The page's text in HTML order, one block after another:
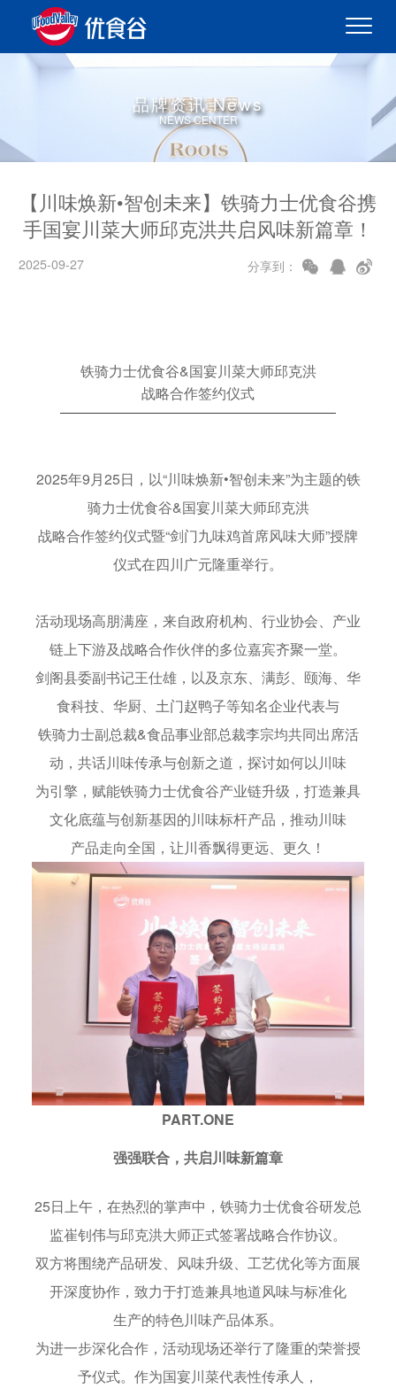
品牌资讯 News
NEWS CENTER
【川味焕新•智创未来】铁骑力士优食谷携
手国宴川菜大师邱克洪共启风味新篇章！
2025-09-27 分享到：
铁骑力士优食谷&国宴川菜大师邱克洪
战略合作签约仪式
2025年9月25日，以“川味焕新•智创未来”为主题的铁
骑力士优食谷&国宴川菜大师邱克洪
战略合作签约仪式暨“剑门九味鸡首席风味大师”授牌
仪式在四川广元隆重举行。
活动现场高朋满座，来自政府机构、行业协会、产业
链上下游及战略合作伙伴的多位嘉宾齐聚一堂。
剑阁县委副书记王仕雄，以及京东、满彭、颐海、华
食科技、华厨、土门赵鸭子等知名企业代表与
铁骑力士副总裁&食品事业部总裁李宗均共同出席活
动，共话川味传承与创新之道，探讨如何以川味
为引擎，赋能铁骑力士优食谷产业链升级，打造兼具
文化底蕴与创新基因的川味标杆产品，推动川味
产品走向全国，让川香飘得更远、更久！
PART.ONE
强强联合，共启川味新篇章
25日上午，在热烈的掌声中，铁骑力士优食谷研发总
监崔钊伟与邱克洪大师正式签署战略合作协议。
双方将围绕产品研发、风味升级、工艺优化等方面展
开深度协作，致力于打造兼具地道风味与标准化
生产的特色川味产品体系。
为进一步深化合作，活动现场还举行了隆重的荣誉授
予仪式。作为国宴川菜代表性传承人，